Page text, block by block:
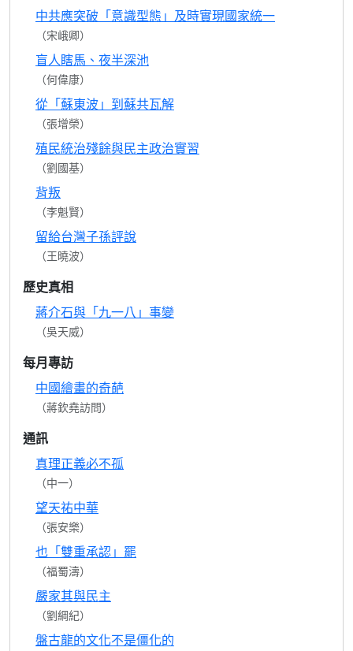
中共應突破「意識型態」及時實現國家統一
（宋峨卿）
盲人瞎馬、夜半深池
（何偉康）
從「蘇東波」到蘇共瓦解
（張增榮）
殖民統治殘餘與民主政治實習
（劉國基）
背叛
（李魁賢）
留給台灣子孫評說
（王曉波）
歷史真相
蔣介石與「九一八」事變
（吳天威）
每月專訪
中國繪畫的奇葩
（蔣欽堯訪問）
通訊
真理正義必不孤
（中一）
望天祐中華
（張安樂）
也「雙重承認」罷
（福蜀濤）
嚴家其與民主
（劉綱紀）
盤古龍的文化不是僵化的